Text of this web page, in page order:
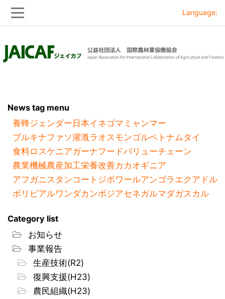
to
to
Language:
News tag menu
養蜂ジェンダー 日本イネゴマ ミャンマー
ブルキナファソ灌漑ラオスモンゴルベトナムタイ
食料ロスケニアガーナフードバリューチェーン
農業機械農産加工栄養改善カカオギニア
アフガニスタンコートジボワールアンゴラ エクアドル
ボリビアルワンダカンボジアセネガルマダガスカル
Category list
お知らせ
事業報告
生産技術(R2)
復興支援(H23)
農民組織(H23)